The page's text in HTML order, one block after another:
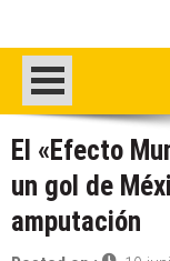
El «Efecto
un gol de
amputación